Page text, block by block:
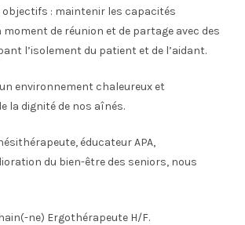
objectifs : maintenir les capacités
de réunion et de partage avec des
l’isolement du patient et de l’aidant.
environnement chaleureux et
la dignité de nos aînés.
éducateur APA,
du bien-être des seniors, nous
ne) Ergothérapeute H/F.